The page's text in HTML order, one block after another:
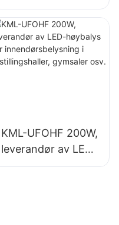
høybalys for
innendørsbelysning
i industrianlegg,
gymsaler osv.
KML-UFOHF 200W,
leverandør av LED-
høybalys for